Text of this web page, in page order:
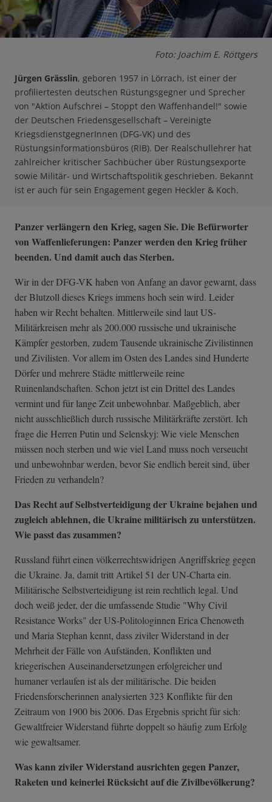
Foto: Joachim E. Röttgers
Jürgen Grässlin, geboren 1957 in Lörrach, ist einer der
profiliertesten deutschen Rüstungsgegner und Sprecher
von "Aktion Aufschrei – Stoppt den Waffenhandel!" sowie
der Deutschen Friedensgesellschaft – Vereinigte
KriegsdienstgegnerInnen (DFG-VK) und des
Rüstungsinformationsbüros (RIB). Der Realschullehrer hat
zahlreicher kritischer Sachbücher über Rüstungsexporte
sowie Militär- und Wirtschaftspolitik geschrieben. Bekannt
ist er auch für sein Engagement gegen Heckler & Koch.
Panzer verlängern den Krieg, sagen Sie. Die Befürworter
von Waffenlieferungen: Panzer werden den Krieg früher
beenden. Und damit auch das Sterben.
Wir in der DFG-VK haben von Anfang an davor gewarnt, dass
der Blutzoll dieses Kriegs immens hoch sein wird. Leider
haben wir Recht behalten. Mittlerweile sind laut US-
Militärkreisen mehr als 200.000 russische und ukrainische
Kämpfer gestorben, zudem Tausende ukrainische Zivilistinnen
und Zivilisten. Vor allem im Osten des Landes sind Hunderte
Dörfer und mehrere Städte mittlerweile reine
Ruinenlandschaften. Schon jetzt ist ein Drittel des Landes
vermint und für lange Zeit unbewohnbar. Maßgeblich, aber
nicht ausschließlich durch russische Militärkräfte zerstört. Ich
frage die Herren Putin und Selenskyj: Wie viele Menschen
müssen noch sterben und wie viel Land muss noch verseucht
und unbewohnbar werden, bevor Sie endlich bereit sind, über
Frieden zu verhandeln?
Das Recht auf Selbstverteidigung der Ukraine bejahen und
zugleich ablehnen, die Ukraine militärisch zu unterstützen.
Wie passt das zusammen?
Russland führt einen völkerrechtswidrigen Angriffskrieg gegen
die Ukraine. Ja, damit tritt Artikel 51 der UN-Charta ein.
Militärische Selbstverteidigung ist rein rechtlich legal. Und
doch weiß jeder, der die umfassende Studie "Why Civil
Resistance Works" der US-Politologinnen Erica Chenoweth
und Maria Stephan kennt, dass ziviler Widerstand in der
Mehrheit der Fälle von Aufständen, Konflikten und
kriegerischen Auseinandersetzungen erfolgreicher und
humaner verlaufen ist als der militärische. Die beiden
Friedensforscherinnen analysierten 323 Konflikte für den
Zeitraum von 1900 bis 2006. Das Ergebnis spricht für sich:
Gewaltfreier Widerstand führte doppelt so häufig zum Erfolg
wie gewaltsamer.
Was kann ziviler Widerstand ausrichten gegen Panzer,
Raketen und keinerlei Rücksicht auf die Zivilbevölkerung?